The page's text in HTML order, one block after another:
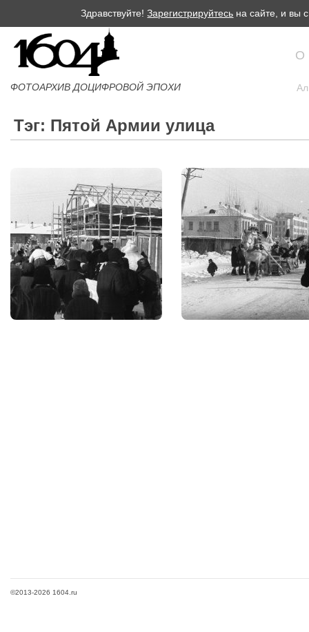
Здравствуйте!Зарегистрируйтесь на сайте, и вы
ФОТОАРХИВ ДОЦИФРОВОЙ ЭПОХИ
О
Тэг: Пятой Армии улица
©2013-2026 1604.ru